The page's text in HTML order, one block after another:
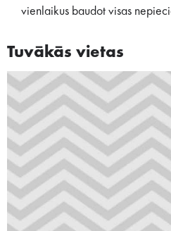
vienlaikus baudot visas
Tuvākās vietas